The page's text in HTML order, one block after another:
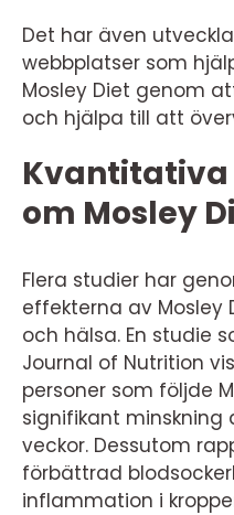
Det har även
webbplatser som
Mosley Diet genom
och hjälpa till att
om Mosley
Flera studier har
effekterna av Mosley
och hälsa. En studie
Journal of Nutrition
personer som följde
signifikant
veckor. Dessutom
förbättrad
inflammation i